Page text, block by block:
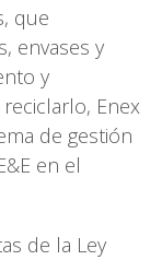
que
envases y
y
Enex
de gestión
en el
de la Ley